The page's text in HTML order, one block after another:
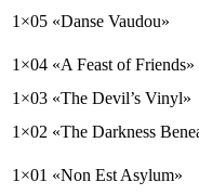
1×05 «Danse Vaudou»
1×04 «A Feast of Friends»
1×03 «The Devil’s Vinyl»
1×02 «The Darkness
1×01 «Non Est Asylum»